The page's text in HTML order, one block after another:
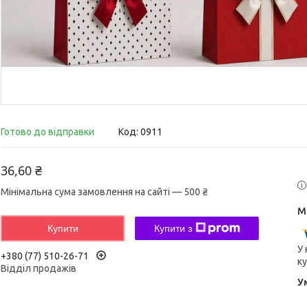
Готово до відправки Код: 0911
36,60 ₴
Мінімальна сума замовлення на сайті — 500 ₴
Купити Купити з
+380 (77) 510-26-71
Відділ продажів
У